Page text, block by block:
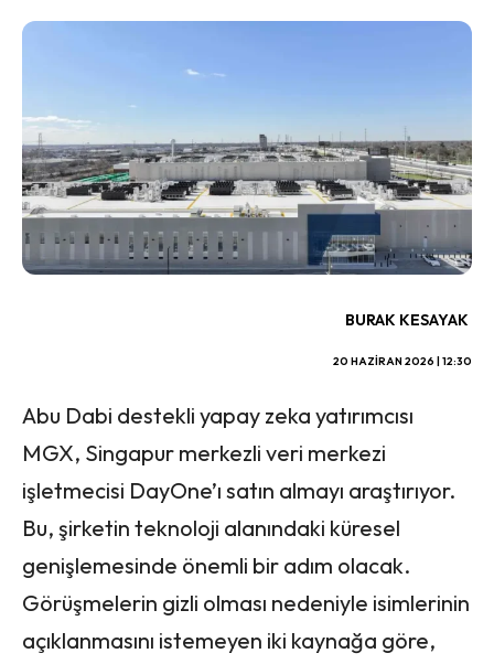
BURAK KESAYAK
20 HAZIRAN 2026 | 12:30
Abu Dabi destekli yapay zeka yatırımcısı
MGX, Singapur merkezli veri merkezi
işletmecisi DayOne’ı satın almayı araştırıyor.
Bu, şirketin teknoloji alanındaki küresel
genişlemesinde önemli bir adım olacak.
Görüşmelerin gizli olması nedeniyle isimlerinin
açıklanmasını istemeyen iki kaynağa göre,